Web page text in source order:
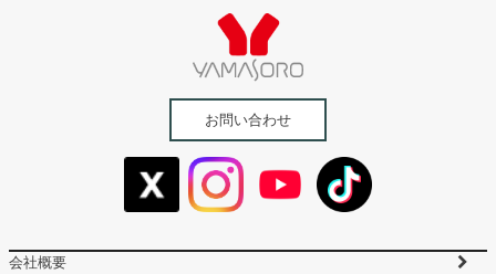
お問い合わせ
会社概要